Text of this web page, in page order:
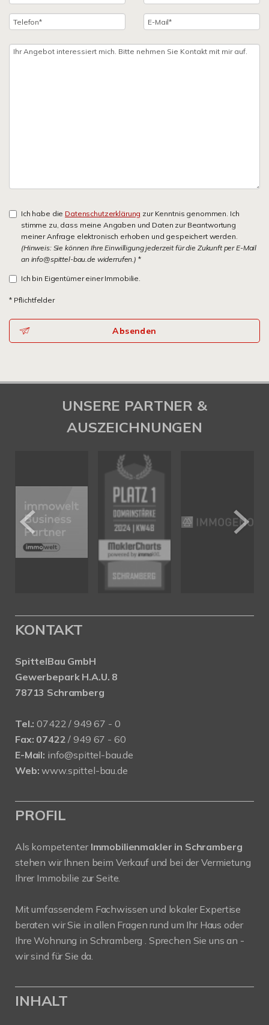
Ich habe die Datenschutzerklärung zur Kenntnis genommen. Ich
stimme zu, dass meine Angaben und Daten zur Beantwortung
meiner Anfrage elektronisch erhoben und gespeichert werden.
(Hinweis: Sie können Ihre Einwilligung jederzeit für die Zukunft per E-Mail
an info@spittel-bau.de widerrufen.) *
Ich bin Eigentümer einer Immobilie.
* Pflichtfelder
Absenden
UNSERE PARTNER &
AUSZEICHNUNGEN
KONTAKT
SpittelBau GmbH
Gewerbepark H.A.U. 8
78713 Schramberg
Tel.: 07422 / 949 67 - 0
Fax: 07422 / 949 67 - 60
E-Mail: info@spittel-bau.de
Web: www.spittel-bau.de
PROFIL
Als kompetenter Immobilienmakler in Schramberg
stehen wir Ihnen beim Verkauf und bei der Vermietung
Ihrer Immobilie zur Seite.
Mit umfassendem Fachwissen und lokaler Expertise
beraten wir Sie in allen Fragen rund um Ihr Haus oder
Ihre Wohnung in Schramberg . Sprechen Sie uns an -
wir sind für Sie da.
INHALT